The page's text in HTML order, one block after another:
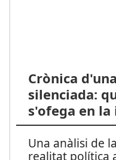
Crònica
silenciada:
s'ofega en
Una anàlisi de
realitat política